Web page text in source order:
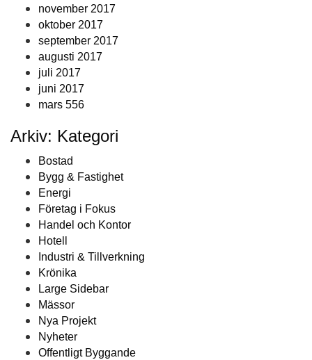
november 2017
oktober 2017
september 2017
augusti 2017
juli 2017
juni 2017
mars 556
Arkiv: Kategori
Bostad
Bygg & Fastighet
Energi
Företag i Fokus
Handel och Kontor
Hotell
Industri & Tillverkning
Krönika
Large Sidebar
Mässor
Nya Projekt
Nyheter
Offentligt Byggande